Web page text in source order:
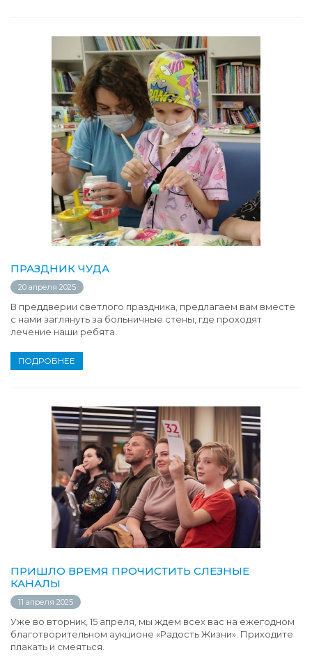
ПРАЗДНИК ЧУДА
20 апреля 2025
В преддверии светлого праздника, предлагаем вам вместе
с нами заглянуть за больничные стены, где проходят
лечение наши ребята.
ПОДРОБНЕЕ
ПРИШЛО ВРЕМЯ ПРОЧИСТИТЬ СЛЕЗНЫЕ
КАНАЛЫ
11 апреля 2025
Уже во вторник, 15 апреля, мы ждем всех вас на ежегодном
благотворительном аукционе «Радость Жизни». Приходите
плакать и смеяться.